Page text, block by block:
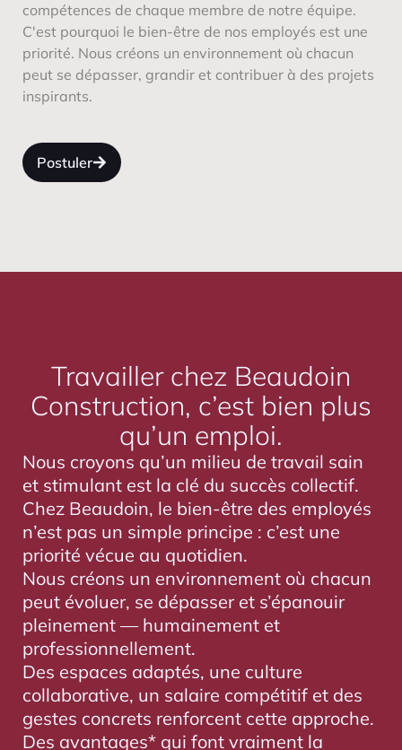
compétences de chaque membre de notre équipe.
C'est pourquoi le bien-être de nos employés est une
priorité. Nous créons un environnement où chacun
peut se dépasser, grandir et contribuer à des projets
inspirants.
Postuler
Travailler chez Beaudoin
Construction, c’est bien plus
qu’un emploi.
Nous croyons qu’un milieu de travail sain
et stimulant est la clé du succès collectif.
Chez Beaudoin, le bien-être des employés
n’est pas un simple principe : c’est une
priorité vécue au quotidien.
Nous créons un environnement où chacun
peut évoluer, se dépasser et s’épanouir
pleinement — humainement et
professionnellement.
Des espaces adaptés, une culture
collaborative, un salaire compétitif et des
gestes concrets renforcent cette approche.
Des avantages* qui font vraiment la